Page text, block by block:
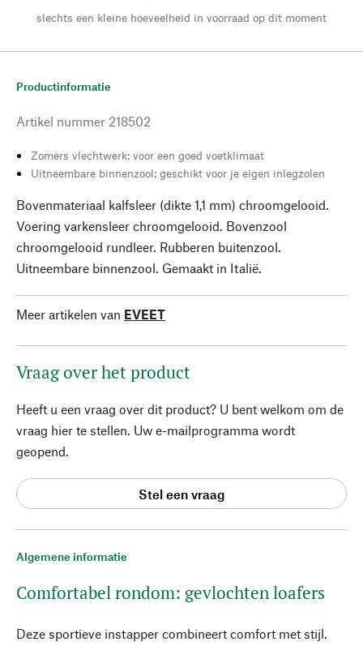
slechts een kleine hoeveelheid in voorraad op dit moment
Algemene informatie
Comfortabel rondom: gevlochten loafers
Deze sportieve instapper combineert comfort met stijl.
Productinformatie
Artikel nummer 218502
Zomers vlechtwerk: voor een goed voetklimaat
Uitneembare binnenzool: geschikt voor je eigen inlegzolen
Bovenmateriaal kalfsleer (dikte 1,1 mm) chroomgelooid.
Voering varkensleer chroomgelooid. Bovenzool
chroomgelooid rundleer. Rubberen buitenzool.
Uitneembare binnenzool. Gemaakt in Italië.
Meer artikelen van EVEET
Vraag over het product
Heeft u een vraag over dit product? U bent welkom om de
vraag hier te stellen. Uw e-mailprogramma wordt
geopend.
Stel een vraag